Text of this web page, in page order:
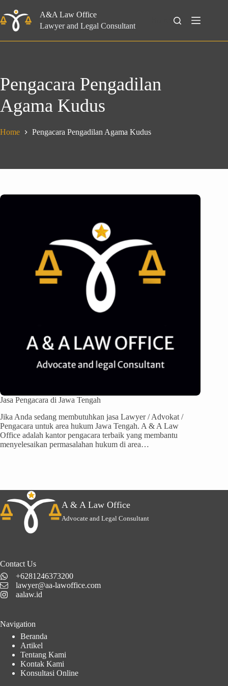
to
content
A&A Law Office
Lawyer and Legal Consultant
Search
Pengacara Pengadilan
Agama Kudus
Home Pengacara Pengadilan Agama Kudus
Jasa Pengacara di Jawa Tengah
Jika Anda sedang membutuhkan jasa Lawyer / Advokat /
Pengacara untuk area hukum Jawa Tengah. A & A Law
Office adalah kantor pengacara terbaik yang membantu
menyelesaikan permasalahan hukum di area…
A & A Law Office
Advocate and Legal Consultant
Contact Us
+6281246373200
lawyer@aa-lawoffice.com
aalaw.id
Navigation
Beranda
Artikel
Tentang Kami
Kontak Kami
Konsultasi Online